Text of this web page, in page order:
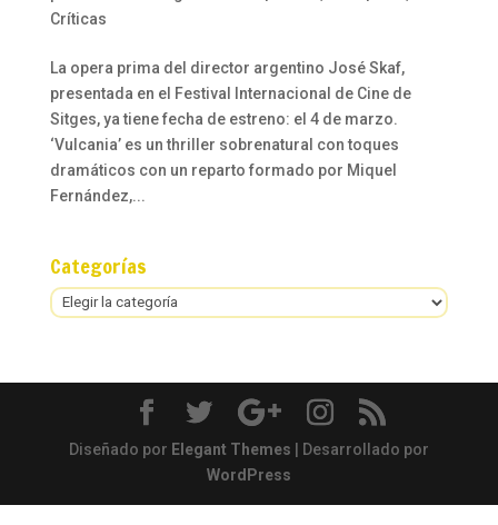
Críticas
La opera prima del director argentino José Skaf,
presentada en el Festival Internacional de Cine de
Sitges, ya tiene fecha de estreno: el 4 de marzo.
‘Vulcania’ es un thriller sobrenatural con toques
dramáticos con un reparto formado por Miquel
Fernández,...
Categorías
Categorías
Diseñado por Elegant Themes | Desarrollado por
WordPress